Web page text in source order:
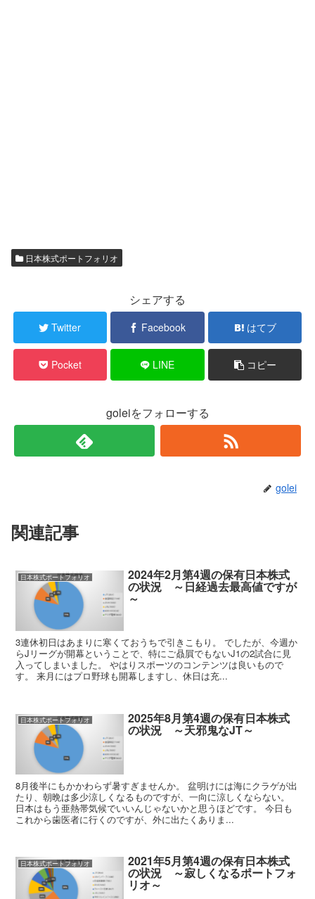
日本株式ポートフォリオ
シェアする
Twitter Facebook はてブ
Pocket LINE コピー
goleiをフォローする
golei
関連記事
日本株式ポートフォリオ 2024年2月第4週の保有日本株式
の状況 ～日経過去最高値ですが
～
3連休初日はあまりに寒くておうちで引きこもり。 でしたが、今週か
らJリーグが開幕ということで、特にご贔屓でもないJ1の2試合に見
入ってしまいました。 やはりスポーツのコンテンツは良いもので
す。 来月にはプロ野球も開幕しますし、休日は充...
日本株式ポートフォリオ 2025年8月第4週の保有日本株式
の状況 ～天邪鬼なJT～
8月後半にもかかわらず暑すぎませんか。 盆明けには海にクラゲが出
たり、朝晩は多少涼しくなるものですが、一向に涼しくならない。
日本はもう亜熱帯気候でいいんじゃないかと思うほどです。 今日も
これから歯医者に行くのですが、外に出たくありま...
日本株式ポートフォリオ 2021年5月第4週の保有日本株式
の状況 ～寂しくなるポートフォ
リオ～